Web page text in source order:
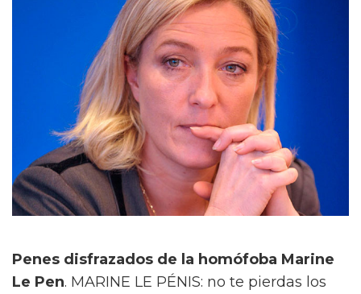
Penes disfrazados de la homófoba Marine
Le Pen. MARINE LE PÉNIS: no te pierdas los